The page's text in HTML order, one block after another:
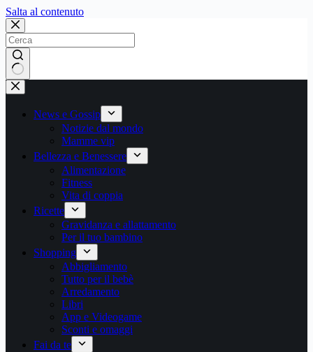
Salta al contenutoSalta
contenuto
Nessun
risultato
News e Gossip
Notizie dal mondo
Mamme vip
Bellezza e Benessere
Alimentazione
Fitness
Vita di coppia
Ricette
Gravidanza e allattamento
Per il tuo bambino
Shopping
Abbigliamento
Tutto per il bebè
Arredamento
Libri
App e Videogame
Sconti e omaggi
Fai da te